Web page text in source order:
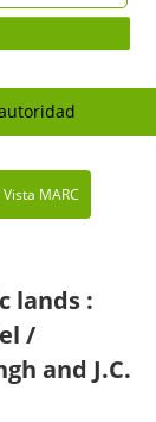
Vista MARC
lands :
/
and J.C.